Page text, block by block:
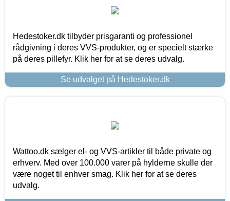
Hedestoker.dk tilbyder prisgaranti og professionel
rådgivning i deres VVS-produkter, og er specielt stærke
på deres pillefyr. Klik her for at se deres udvalg.
Se udvalget på Hedestoker.dk
Wattoo.dk sælger el- og VVS-artikler til både private og
erhverv. Med over 100.000 varer på hylderne skulle der
være noget til enhver smag. Klik her for at se deres
udvalg.